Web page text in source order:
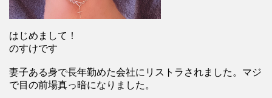
はじめまして！
のすけです
妻子ある身で長年勤めた会社にリストラされました。マジ
で目の前場真っ暗になりました。